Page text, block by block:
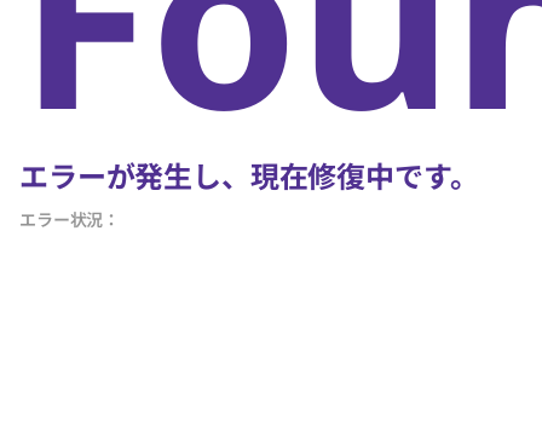
エラーが発生し、現在修復中です。
エラー状況：